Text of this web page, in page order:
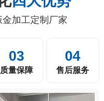
加工定制厂家
03
质量保障
04
售后服务